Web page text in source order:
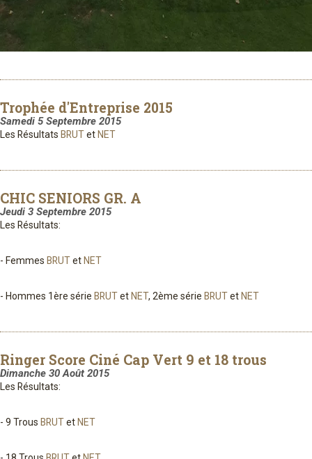
Trophée d'Entreprise 2015
Samedi 5 Septembre 2015
Les Résultats BRUTetNET
CHIC SENIORS GR. A
Jeudi 3 Septembre 2015
Les Résultats:
- Femmes BRUTetNET
- Hommes 1ère série BRUTetNET, 2ème série BRUTetNET
Ringer Score Ciné Cap Vert 9 et 18 trous
Dimanche 30 Août 2015
Les Résultats:
- 9 Trous BRUTetNET